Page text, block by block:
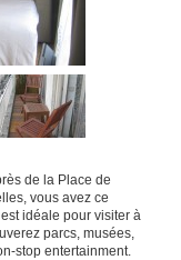
de la Place de
vous avez ce
idéale pour visiter à
parcs, musées,
stop entertainment.